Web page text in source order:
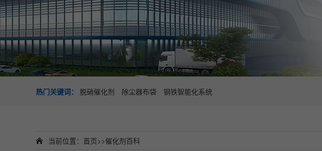
热门关键词： 脱硝催化剂 除尘器布袋 钢铁智能化系统
当前位置： 首页>>催化剂百科